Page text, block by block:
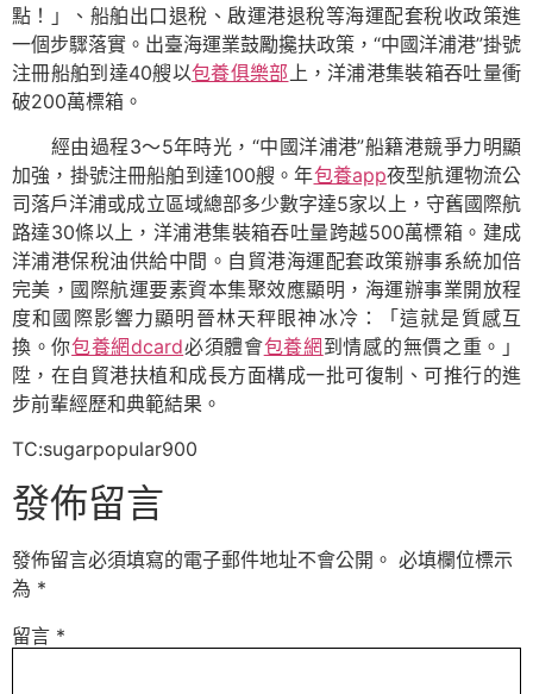
點！」、船舶出口退稅、啟運港退稅等海運配套稅收政策進
一個步驟落實。出臺海運業鼓勵攙扶政策，“中國洋浦港”掛號
注冊船舶到達40艘以包養俱樂部 上，洋浦港集裝箱吞吐量衝
破200萬標箱。
經由過程3～5年時光，“中國洋浦港”船籍港競爭力明顯
加強，掛號注冊船舶到達100艘。年包養app夜型航運物流公
司落戶洋浦或成立區域總部多少數字達5家以上，守舊國際航
路達30條以上，洋浦港集裝箱吞吐量跨越500萬標箱。建成
洋浦港保稅油供給中間。自貿港海運配套政策辦事系統加倍
完美，國際航運要素資本集聚效應顯明，海運辦事業開放程
度和國際影響力顯明晉林天秤眼神冰冷：「這就是質感互
換。你包養網dcard必須體會包養網到情感的無價之重。」
陞，在自貿港扶植和成長方面構成一批可復制、可推行的進
步前輩經歷和典範結果。
TC:sugarpopular900
發佈留言
發佈留言必須填寫的電子郵件地址不會公開。 必填欄位標示
為 *
留言 *